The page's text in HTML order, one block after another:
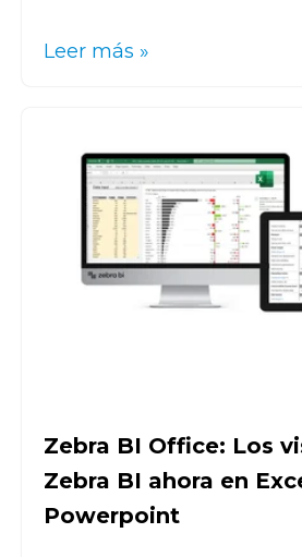
Leer más »
Zebra BI Office: Los
Zebra BI ahora en
Powerpoint